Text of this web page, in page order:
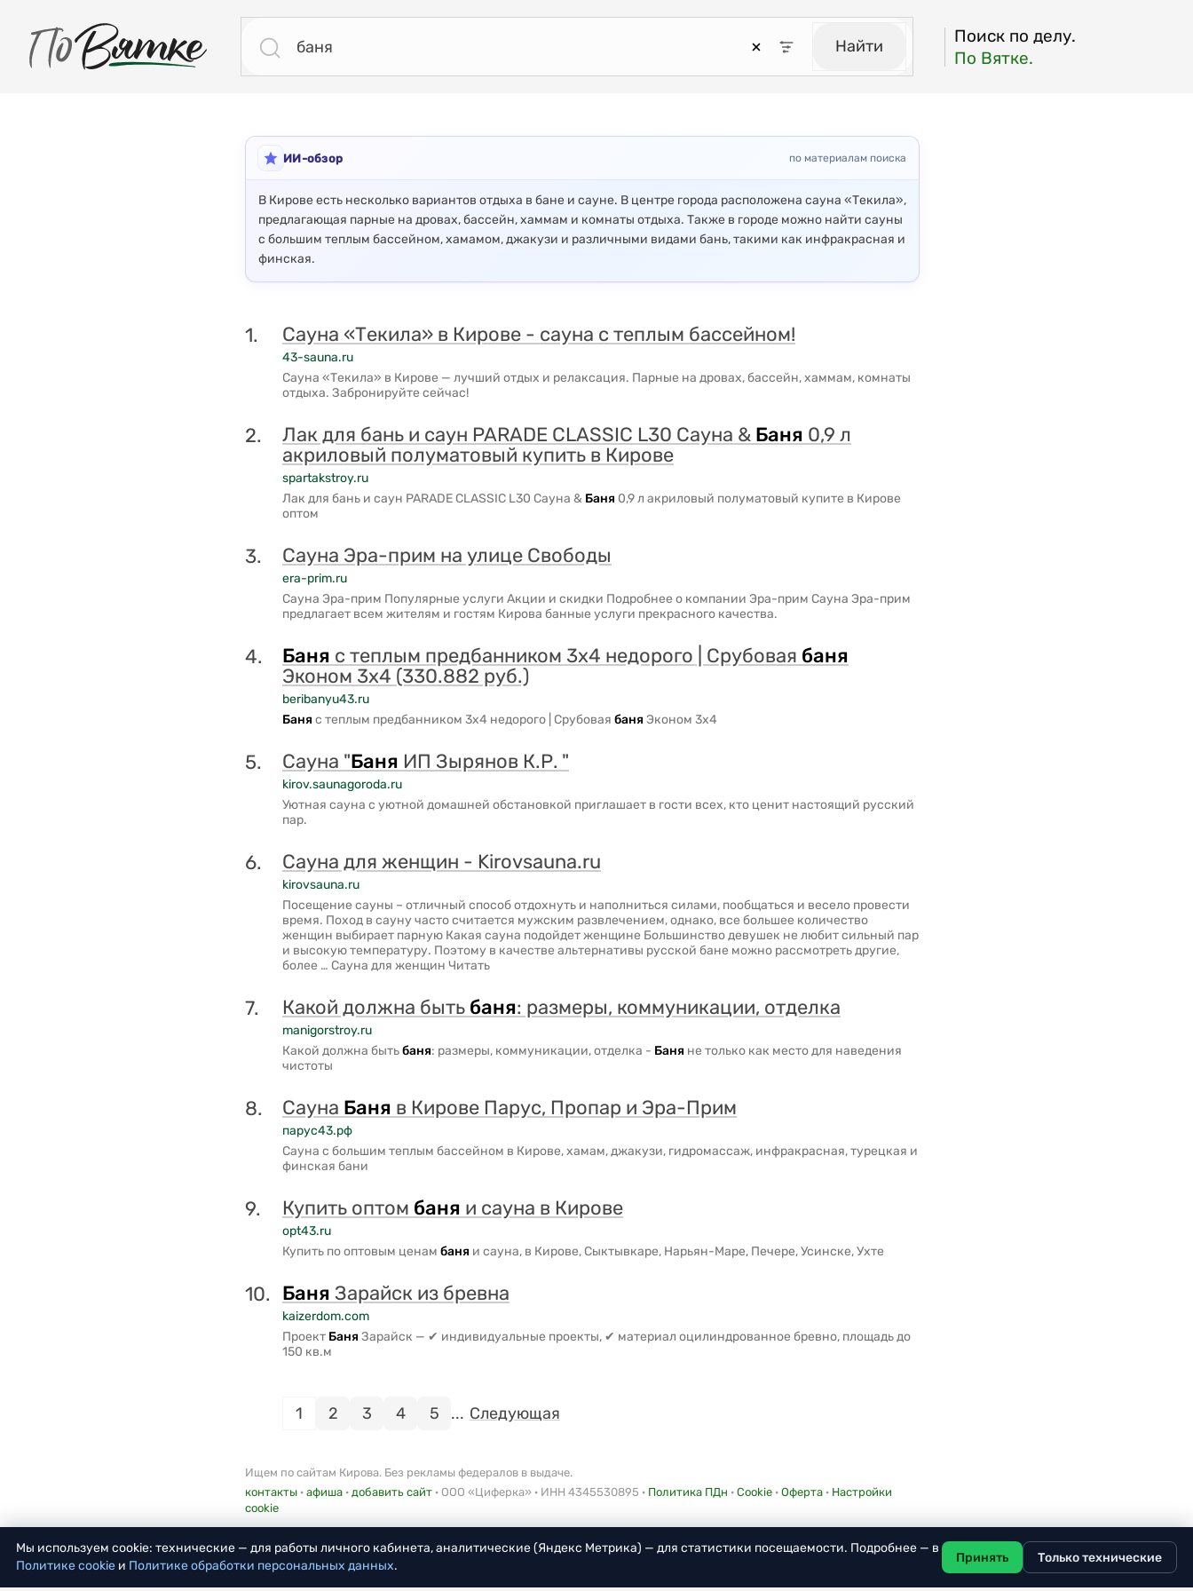
Мы используем cookie: технические — для работы личного кабинета, аналитические (Яндекс Метрика) — для статистики посещаемости. Подробнее — в
Политике cookie и Политике обработки персональных данных.
Принять Только технические
Поиск по делу.
По Вятке.
Найти
ИИ-обзор по материалам поиска
В Кирове есть несколько вариантов отдыха в бане и сауне. В центре города расположена сауна «Текила»,
предлагающая парные на дровах, бассейн, хаммам и комнаты отдыха. Также в городе можно найти сауны
с большим теплым бассейном, хамамом, джакузи и различными видами бань, такими как инфракрасная и
финская.
1. Сауна «Текила» в Кирове - сауна с теплым бассейном!
43-sauna.ru
Сауна «Текила» в Кирове — лучший отдых и релаксация. Парные на дровах, бассейн, хаммам, комнаты
отдыха. Забронируйте сейчас!
2. Лак для бань и саун PARADE CLASSIC L30 Сауна & Баня 0,9 л
акриловый полуматовый купить в Кирове
spartakstroy.ru
Лак для бань и саун PARADE CLASSIC L30 Сауна & Баня 0,9 л акриловый полуматовый купите в Кирове
оптом
3. Сауна Эра-прим на улице Свободы
era-prim.ru
Сауна Эра-прим Популярные услуги Акции и скидки Подробнее о компании Эра-прим Сауна Эра-прим
предлагает всем жителям и гостям Кирова банные услуги прекрасного качества.
4. Баня с теплым предбанником 3х4 недорого | Срубовая баня
Эконом 3х4 (330.882 руб.)
beribanyu43.ru
Баня с теплым предбанником 3х4 недорого | Срубовая баня Эконом 3х4
5. Сауна "Баня ИП Зырянов К.Р. "
kirov.saunagoroda.ru
Уютная сауна с уютной домашней обстановкой приглашает в гости всех, кто ценит настоящий русский
пар.
6. Сауна для женщин - Kirovsauna.ru
kirovsauna.ru
Посещение сауны – отличный способ отдохнуть и наполниться силами, пообщаться и весело провести
время. Поход в сауну часто считается мужским развлечением, однако, все большее количество
женщин выбирает парную Какая сауна подойдет женщине Большинство девушек не любит сильный пар
и высокую температуру. Поэтому в качестве альтернативы русской бане можно рассмотреть другие,
более … Сауна для женщин Читать
7. Какой должна быть баня: размеры, коммуникации, отделка
manigorstroy.ru
Какой должна бытьбаня: размеры, коммуникации, отделка - Баня не только как место для наведения
чистоты
8. Сауна Баня в Кирове Парус, Пропар и Эра-Прим
парус43.рф
Сауна с большим теплым бассейном в Кирове, хамам, джакузи, гидромассаж, инфракрасная, турецкая и
финская бани
9. Купить оптом баня и сауна в Кирове
opt43.ru
Купить по оптовым ценам баня и сауна, в Кирове, Сыктывкаре, Нарьян-Маре, Печере, Усинске, Ухте
10. Баня Зарайск из бревна
kaizerdom.com
Проект Баня Зарайск — ✔ индивидуальные проекты, ✔ материал оцилиндрованное бревно, площадь до
150 кв.м
1 2 3 4 5 ... Следующая
Ищем по сайтам Кирова. Без рекламы федералов в выдаче.
контакты · афиша · добавить сайт · ООО «Циферка» · ИНН 4345530895 · Политика ПДн · Cookie · Оферта · Настройки
cookie